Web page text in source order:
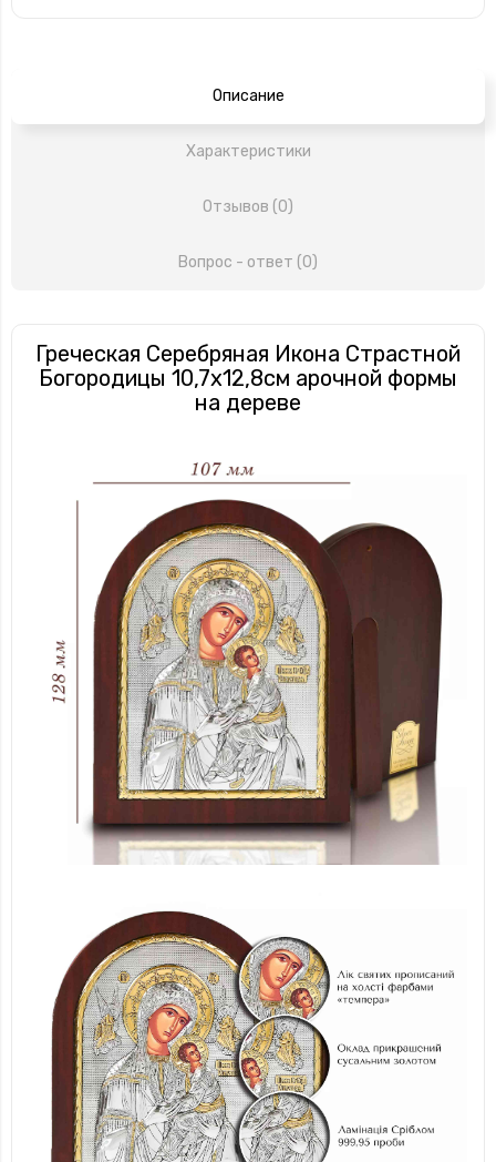
Описание
Характеристики
Отзывов (0)
Вопрос - ответ (0)
Греческая Серебряная Икона Страстной
Богородицы 10,7х12,8см арочной формы
на дереве